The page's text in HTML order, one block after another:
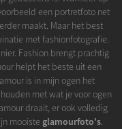
een portretfoto net
maakt. Maar het best
met fashionfotografie.
Fashion brengt prachtig
helpt het beste uit een
is in mijn ogen het
met wat je voor ogen
draait, er ook volledig
mooiste glamourfoto's.